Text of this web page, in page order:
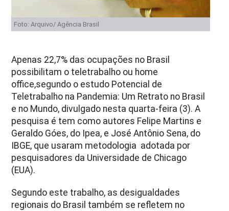
Foto: Arquivo/ Agência Brasil
Apenas 22,7% das ocupações no Brasil
possibilitam o teletrabalho ou home
office,segundo o estudo Potencial de
Teletrabalho na Pandemia: Um Retrato no Brasil
e no Mundo, divulgado nesta quarta-feira (3). A
pesquisa é tem como autores Felipe Martins e
Geraldo Góes, do Ipea, e José Antônio Sena, do
IBGE, que usaram metodologia adotada por
pesquisadores da Universidade de Chicago
(EUA).
Segundo este trabalho, as desigualdades
regionais do Brasil também se refletem no